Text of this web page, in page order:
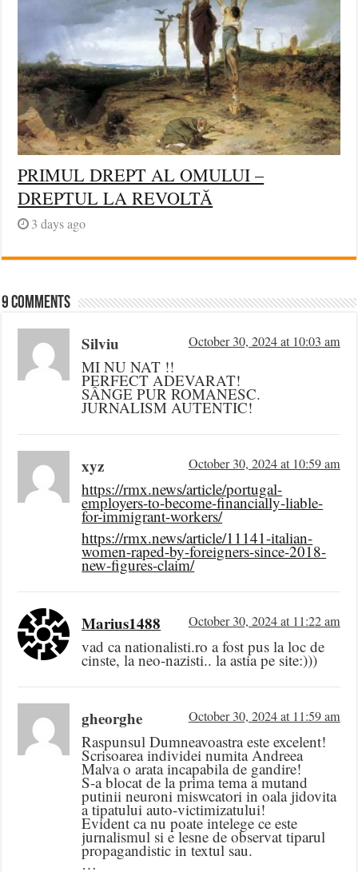
PRIMUL DREPT AL OMULUI –
DREPTUL LA REVOLTĂ
3 days ago
9 comments
Silviu October 30, 2024 at 10:03 am
MI NU NAT !!
PERFECT ADEVARAT!
SÂNGE PUR ROMANESC.
JURNALISM AUTENTIC!
xyz October 30, 2024 at 10:59 am
https://rmx.news/article/portugal-
employers-to-become-financially-liable-
for-immigrant-workers/
https://rmx.news/article/11141-italian-
women-raped-by-foreigners-since-2018-
new-figures-claim/
Marius1488 October 30, 2024 at 11:22 am
vad ca nationalisti.ro a fost pus la loc de
cinste, la neo-nazisti.. la astia pe site:)))
gheorghe October 30, 2024 at 11:59 am
Raspunsul Dumneavoastra este excelent!
Scrisoarea individei numita Andreea
Malva o arata incapabila de gandire!
S-a blocat de la prima tema a mutand
putinii neuroni miswcatori in oala jidovita
a tipatului auto-victimizatului!
Evident ca nu poate intelege ce este
jurnalismul si e lesne de observat tiparul
propagandistic in textul sau.
…